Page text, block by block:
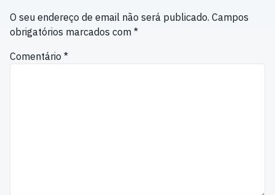
O seu endereço de email não será publicado. Campos
obrigatórios marcados com *
Comentário *